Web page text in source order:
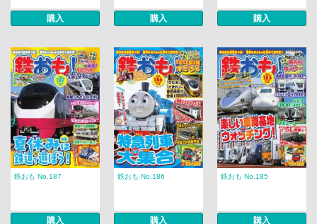
購入 購入 購入
鉄おも No.187
購入
鉄おも No.186
購入
鉄おも No.185
購入